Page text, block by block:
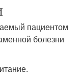
пациентом
болезни